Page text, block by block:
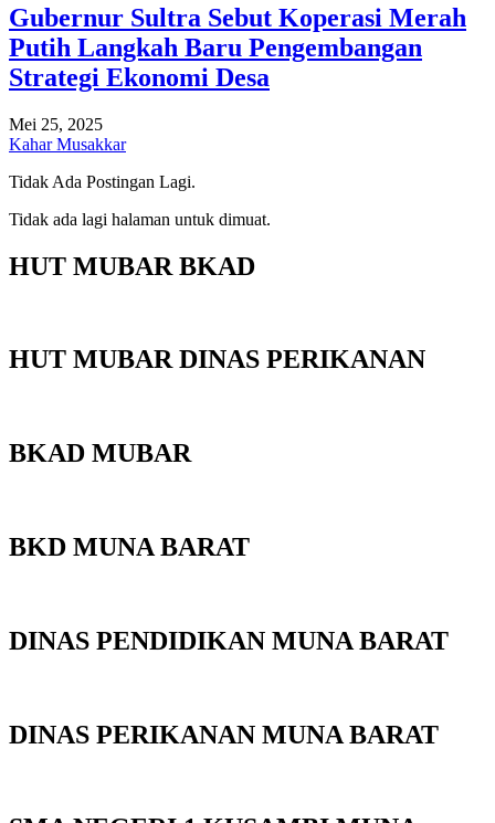
Gubernur Sultra Sebut Koperasi Merah
Putih Langkah Baru Pengembangan
Strategi Ekonomi Desa
Mei 25, 2025
Kahar Musakkar
Tidak Ada Postingan Lagi.
Tidak ada lagi halaman untuk dimuat.
HUT MUBAR BKAD
HUT MUBAR DINAS PERIKANAN
BKAD MUBAR
BKD MUNA BARAT
DINAS PENDIDIKAN MUNA BARAT
DINAS PERIKANAN MUNA BARAT